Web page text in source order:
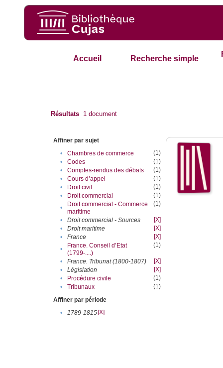
Accueil Recherche simple
Résultats 1 document
Affiner par sujet
•
Chambres de commerce
(1)
•
Codes
(1)
•
Comptes-rendus des débats
(1)
•
Cours d’appel
(1)
•
Droit civil
(1)
•
Droit commercial
(1)
•
Droit commercial - Commerce
maritime
(1)
• Droit commercial - Sources
[X]
•
Droit maritime
[X]
•
France
[X]
•
France. Conseil d’Etat
(1799-....)
(1)
• France. Tribunat (1800-1807)
[X]
•
Législation
[X]
•
Procédure civile
(1)
•
Tribunaux
(1)
Affiner par période
•
1789-1815[X]